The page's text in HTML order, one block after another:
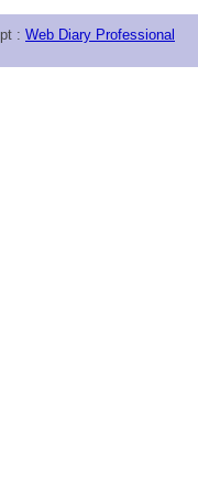
: Web Diary Professional